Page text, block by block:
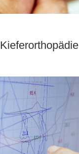
Kieferorthopädie